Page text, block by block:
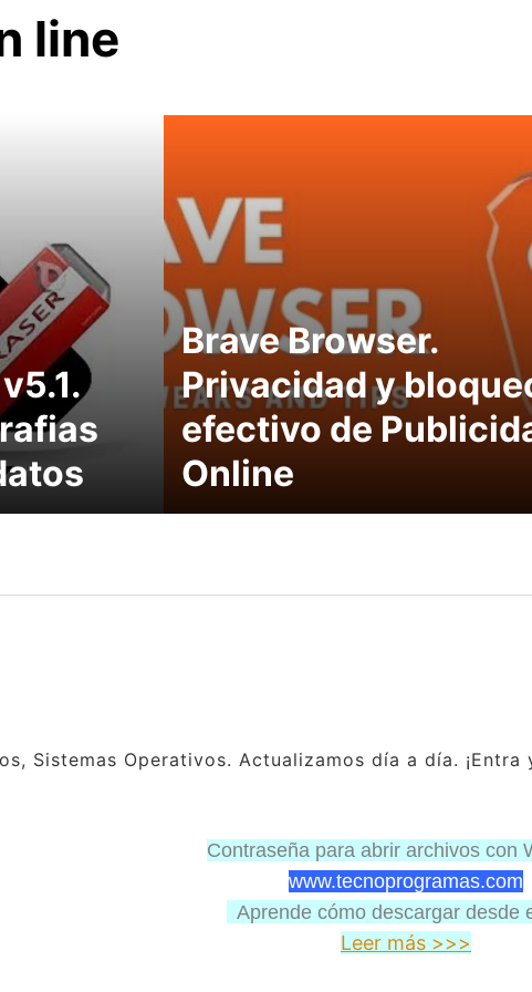
line
Brave Browser.
Privacidad y
efectivo de
Online
Sistemas Operativos. Actualizamos día a día.
Contraseña para abrir archivos con
www.tecnoprogramas.com
Aprende cómo descargar desde
Leer más >>>